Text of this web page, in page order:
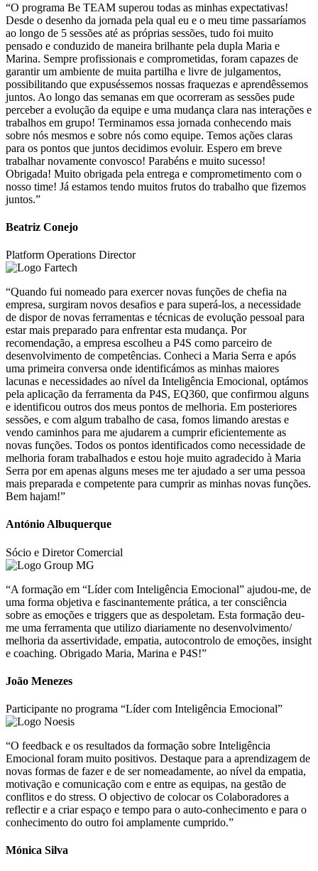
“O programa Be TEAM superou todas as minhas expectativas!
Desde o desenho da jornada pela qual eu e o meu time passaríamos
ao longo de 5 sessões até as próprias sessões, tudo foi muito
pensado e conduzido de maneira brilhante pela dupla Maria e
Marina. Sempre profissionais e comprometidas, foram capazes de
garantir um ambiente de muita partilha e livre de julgamentos,
possibilitando que expuséssemos nossas fraquezas e aprendêssemos
juntos. Ao longo das semanas em que ocorreram as sessões pude
perceber a evolução da equipe e uma mudança clara nas interações e
trabalhos em grupo! Terminamos essa jornada conhecendo mais
sobre nós mesmos e sobre nós como equipe. Temos ações claras
para os pontos que juntos decidimos evoluir. Espero em breve
trabalhar novamente convosco! Parabéns e muito sucesso!
Obrigada! Muito obrigada pela entrega e comprometimento com o
nosso time! Já estamos tendo muitos frutos do trabalho que fizemos
juntos.”
Beatriz Conejo
Platform Operations Director
“Quando fui nomeado para exercer novas funções de chefia na
empresa, surgiram novos desafios e para superá-los, a necessidade
de dispor de novas ferramentas e técnicas de evolução pessoal para
estar mais preparado para enfrentar esta mudança. Por
recomendação, a empresa escolheu a P4S como parceiro de
desenvolvimento de competências. Conheci a Maria Serra e após
uma primeira conversa onde identificámos as minhas maiores
lacunas e necessidades ao nível da Inteligência Emocional, optámos
pela aplicação da ferramenta da P4S, EQ360, que confirmou alguns
e identificou outros dos meus pontos de melhoria. Em posteriores
sessões, e com algum trabalho de casa, fomos limando arestas e
vendo caminhos para me ajudarem a cumprir eficientemente as
novas funções. Todos os pontos identificados como necessidade de
melhoria foram trabalhados e estou hoje muito agradecido à Maria
Serra por em apenas alguns meses me ter ajudado a ser uma pessoa
mais preparada e competente para cumprir as minhas novas funções.
Bem hajam!”
António Albuquerque
Sócio e Diretor Comercial
“A formação em “Líder com Inteligência Emocional” ajudou-me, de
uma forma objetiva e fascinantemente prática, a ter consciência
sobre as emoções e triggers que as despoletam. Esta formação deu-
me uma ferramenta que utilizo diariamente no desenvolvimento/
melhoria da assertividade, empatia, autocontrolo de emoções, insight
e coaching. Obrigado Maria, Marina e P4S!”
João Menezes
Participante no programa “Líder com Inteligência Emocional”
“O feedback e os resultados da formação sobre Inteligência
Emocional foram muito positivos. Destaque para a aprendizagem de
novas formas de fazer e de ser nomeadamente, ao nível da empatia,
motivação e comunicação com e entre as equipas, na gestão de
conflitos e do stress. O objectivo de colocar os Colaboradores a
reflectir e a criar espaço e tempo para o auto-conhecimento e para o
conhecimento do outro foi amplamente cumprido.”
Mónica Silva